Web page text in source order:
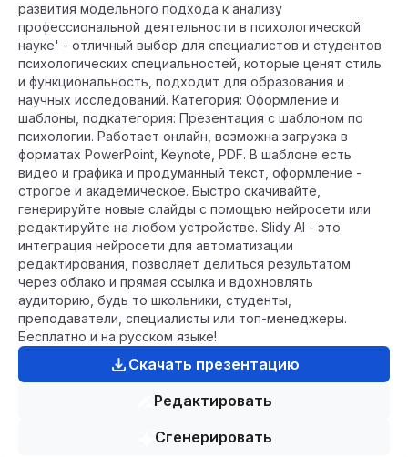
развития модельного подхода к анализу
профессиональной деятельности в психологической
науке' - отличный выбор для специалистов и студентов
психологических специальностей, которые ценят стиль
и функциональность, подходит для образования и
научных исследований. Категория: Оформление и
шаблоны, подкатегория: Презентация с шаблоном по
психологии. Работает онлайн, возможна загрузка в
форматах PowerPoint, Keynote, PDF. В шаблоне есть
видео и графика и продуманный текст, оформление -
строгое и академическое. Быстро скачивайте,
генерируйте новые слайды с помощью нейросети или
редактируйте на любом устройстве. Slidy AI - это
интеграция нейросети для автоматизации
редактирования, позволяет делиться результатом
через облако и прямая ссылка и вдохновлять
аудиторию, будь то школьники, студенты,
преподаватели, специалисты или топ-менеджеры.
Бесплатно и на русском языке!
Скачать презентацию
Редактировать
Сгенерировать